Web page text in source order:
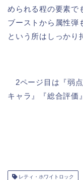
められる程の要素で
ブーストから属性弾
という所はしっかり
2ページ目は『弱
キャラ』『総合評価
レティ・ホワイトロック